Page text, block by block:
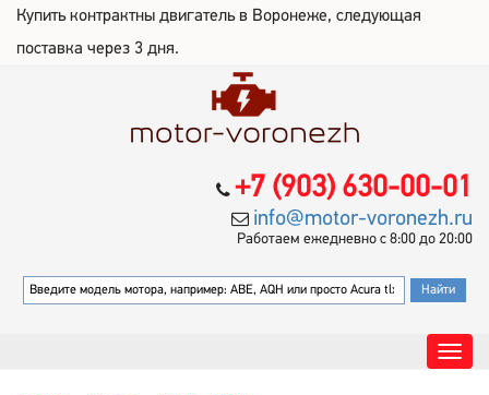
Купить контрактны двигатель в Воронеже, следующая
поставка через 3 дня.
+7 (903) 630-00-01
info@motor-voronezh.ru
Работаем ежедневно с 8:00 до 20:00